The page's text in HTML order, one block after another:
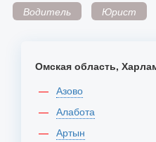
Водитель
Юрист
Омская область,
Азово
Алабота
Артын